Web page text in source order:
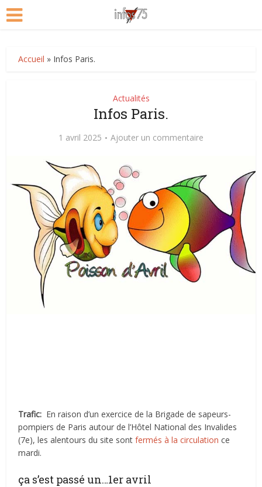
Accueil » Infos Paris.
Actualités
Infos Paris.
1 avril 2025 Ajouter un commentaire
Trafic: En raison d’un exercice de la Brigade de sapeurs-
pompiers de Paris autour de l’Hôtel National des Invalides
(7e), les alentours du site sontfermés à la circulation ce
mardi.
ça s’est passé un…1er avril